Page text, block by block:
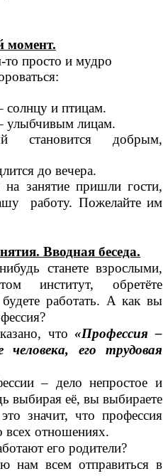
момент.
просто и мудро
солнцу и птицам.
улыбчивым лицам.
становится добрым,
до вечера.
занятие пришли гости,
работу. Пожелайте им
Вводная беседа.
станете взрослыми,
институт, обретёте
работать. А как вы
что«Профессия –
его трудовая
– дело непростое и
выбирая её, вы выбираете
значит, что профессия
всех отношениях.
его родители?
нам всем отправиться в